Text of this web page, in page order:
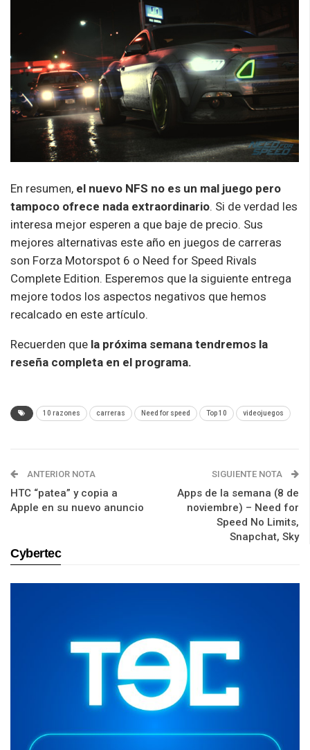
En resumen, el nuevo NFS no es un mal juego pero
tampoco ofrece nada extraordinario. Si de verdad les
interesa mejor esperen a que baje de precio. Sus
mejores alternativas este año en juegos de carreras
son Forza Motorspot 6 o Need for Speed Rivals
Complete Edition. Esperemos que la siguiente entrega
mejore todos los aspectos negativos que hemos
recalcado en este artículo.
Recuerden que la próxima semana tendremos la
reseña completa en el programa.
10 razones carreras Need for speed Top 10 videojuegos
ANTERIOR NOTA
HTC “patea” y copia a
Apple en su nuevo anuncio
SIGUIENTE NOTA
Apps de la semana (8 de
noviembre) – Need for
Speed No Limits,
Snapchat, Sky
Cybertec